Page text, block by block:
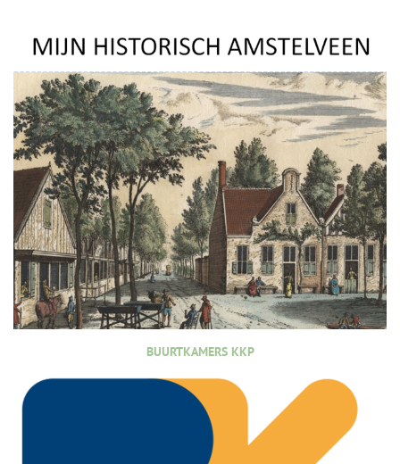
BUURTKAMERS KKP